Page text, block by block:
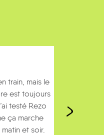
Je covoiture
collègues pour aller
Le rendez-vous
kilomètres de chez